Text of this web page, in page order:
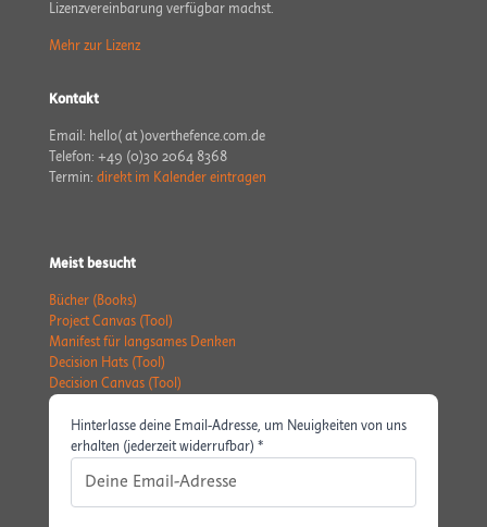
Lizenzvereinbarung verfügbar machst.
Mehr zur Lizenz
Kontakt
Email: hello( at )overthefence.com.de
Telefon: +49 (0)30 2064 8368
Termin: direkt im Kalender eintragen
Meist besucht
Bücher (Books)
Project Canvas (Tool)
Manifest für langsames Denken
Decision Hats (Tool)
Decision Canvas (Tool)
Hinterlasse deine Email-Adresse, um Neuigkeiten von uns
erhalten (jederzeit widerrufbar) *